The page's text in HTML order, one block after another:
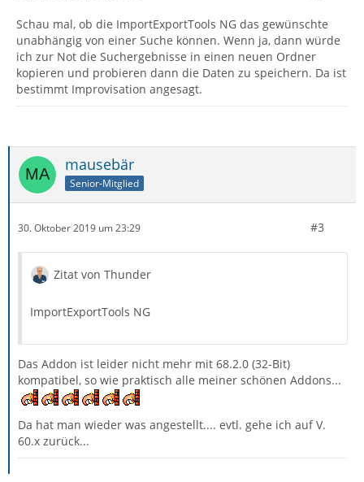
Schau mal, ob die ImportExportTools NG das gewünschte
unabhängig von einer Suche können. Wenn ja, dann würde
ich zur Not die Suchergebnisse in einen neuen Ordner
kopieren und probieren dann die Daten zu speichern. Da ist
bestimmt Improvisation angesagt.
mausebär
Senior-Mitglied
30. Oktober 2019 um 23:29 #3
Zitat von Thunder
ImportExportTools NG
Das Addon ist leider nicht mehr mit 68.2.0 (32-Bit)
kompatibel, so wie praktisch alle meiner schönen Addons...
Da hat man wieder was angestellt.... evtl. gehe ich auf V.
60.x zurück...